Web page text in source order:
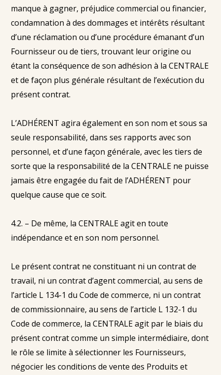
manque à gagner, préjudice commercial ou financier,
condamnation à des dommages et intérêts résultant
d’une réclamation ou d’une procédure émanant d’un
Fournisseur ou de tiers, trouvant leur origine ou
étant la conséquence de son adhésion à la CENTRALE
et de façon plus générale résultant de l’exécution du
présent contrat.
L’ADHÉRENT agira également en son nom et sous sa
seule responsabilité, dans ses rapports avec son
personnel, et d’une façon générale, avec les tiers de
sorte que la responsabilité de la CENTRALE ne puisse
jamais être engagée du fait de l’ADHÉRENT pour
quelque cause que ce soit.
4.2. – De même, la CENTRALE agit en toute
indépendance et en son nom personnel.
Le présent contrat ne constituant ni un contrat de
travail, ni un contrat d’agent commercial, au sens de
l’article L 134-1 du Code de commerce, ni un contrat
de commissionnaire, au sens de l’article L 132-1 du
Code de commerce, la CENTRALE agit par le biais du
présent contrat comme un simple intermédiaire, dont
le rôle se limite à sélectionner les Fournisseurs,
négocier les conditions de vente des Produits et